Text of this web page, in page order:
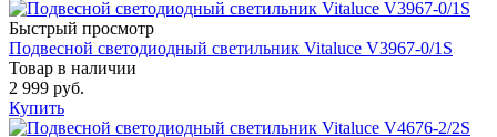
Быстрый просмотр
Подвесной светодиодный светильник Vitaluce V3967-0/1S
Товар в наличии
2 999 руб.
Купить